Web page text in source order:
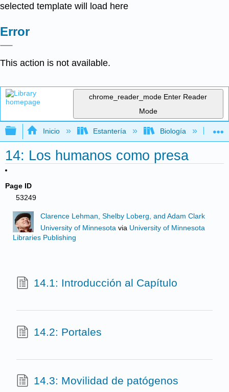
selected template will load here
Error
This action is not available.
chrome_reader_mode Enter Reader
Mode
Expandir/contraer jerarquía global
Inicio Estantería Biología
14: Los humanos como presa
Page ID
53249
Clarence Lehman, Shelby Loberg, and Adam Clark
University of Minnesota via University of Minnesota
Libraries Publishing
14.1: Introducción al Capítulo
14.2: Portales
14.3: Movilidad de patógenos